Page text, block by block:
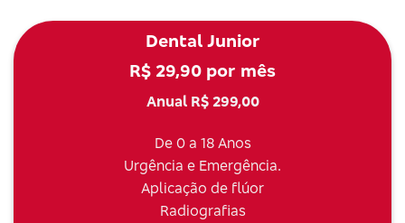
Dental Junior
R$ 29,90 por mês
Anual R$ 299,00
De 0 a 18 Anos
Urgência e Emergência.
Aplicação de flúor
Radiografias